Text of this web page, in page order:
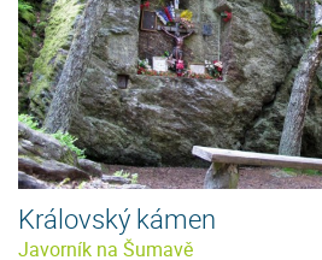
Královský kámen
Javorník na Šumavě